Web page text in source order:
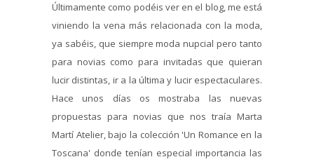
Últimamente como podéis ver en el blog, me está
viniendo la vena más relacionada con la moda,
ya sabéis, que siempre moda nupcial pero tanto
para novias como para invitadas que quieran
lucir distintas, ir a la última y lucir espectaculares.
Hace unos días os mostraba las nuevas
propuestas para novias que nos traía Marta
Martí Atelier, bajo la colección 'Un Romance en la
Toscana' donde tenían especial importancia las